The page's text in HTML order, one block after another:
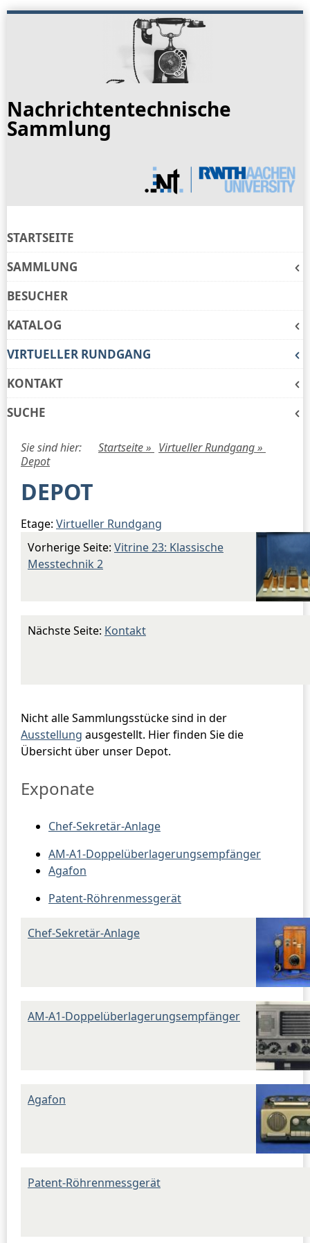
content
Nachrichtentechnische
Sammlung
STARTSEITE
SAMMLUNG
BESUCHER
KATALOG
VIRTUELLER RUNDGANG
KONTAKT
SUCHE
Sie sind hier: Startseite » Virtueller Rundgang »
Depot
DEPOT
Etage: Virtueller Rundgang
Vorherige Seite: Vitrine 23: Klassische
Messtechnik 2
Nächste Seite: Kontakt
Nicht alle Sammlungsstücke sind in der
Ausstellung ausgestellt. Hier finden Sie die
Übersicht über unser Depot.
Exponate
Chef-Sekretär-Anlage
AM-A1-Doppelüberlagerungsempfänger
Agafon
Patent-Röhrenmessgerät
Chef-Sekretär-Anlage
AM-A1-Doppelüberlagerungsempfänger
Agafon
Patent-Röhrenmessgerät